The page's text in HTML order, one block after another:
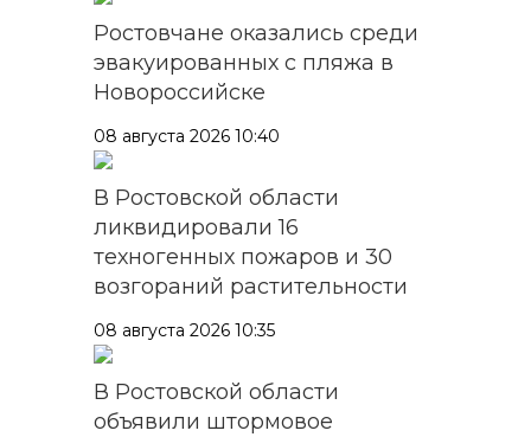
Ростовчане оказались среди
эвакуированных с пляжа в
Новороссийске
08 августа 2026 10:40
В Ростовской области
ликвидировали 16
техногенных пожаров и 30
возгораний растительности
08 августа 2026 10:35
В Ростовской области
объявили штормовое